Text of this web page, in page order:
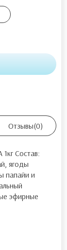
Отзывы(0)
Состав:
ягоды
папайи и
эфирные